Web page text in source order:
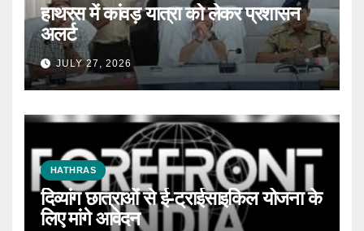
हाथरस में कांवड़ यात्रा को लेकर प्रशासन
अलर्ट
JULY 27, 2026
HATHRAS
दिव्यांग छात्राओं से ई-ट्राईसाइकिल योजना के
लिए मांगे आवेदन